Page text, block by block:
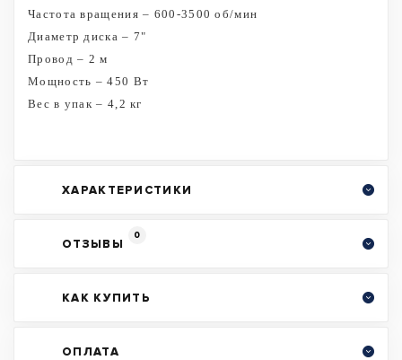
Частота вращения – 600-3500 об/мин
Диаметр диска – 7"
Провод – 2 м
Мощность – 450 Вт
Вес в упак – 4,2 кг
ХАРАКТЕРИСТИКИ
ОТЗЫВЫ
0
КАК КУПИТЬ
ОПЛАТА